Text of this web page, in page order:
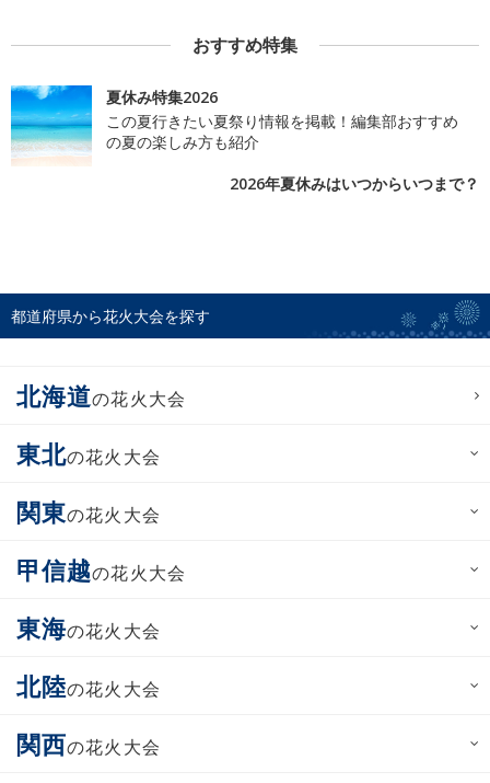
おすすめ特集
夏休み特集2026
この夏行きたい夏祭り情報を掲載！編集部おすすめ
の夏の楽しみ方も紹介
2026年夏休みはいつからいつまで？
都道府県から花火大会を探す
北海道の花火大会
東北の花火大会
関東の花火大会
甲信越の花火大会
東海の花火大会
北陸の花火大会
関西の花火大会